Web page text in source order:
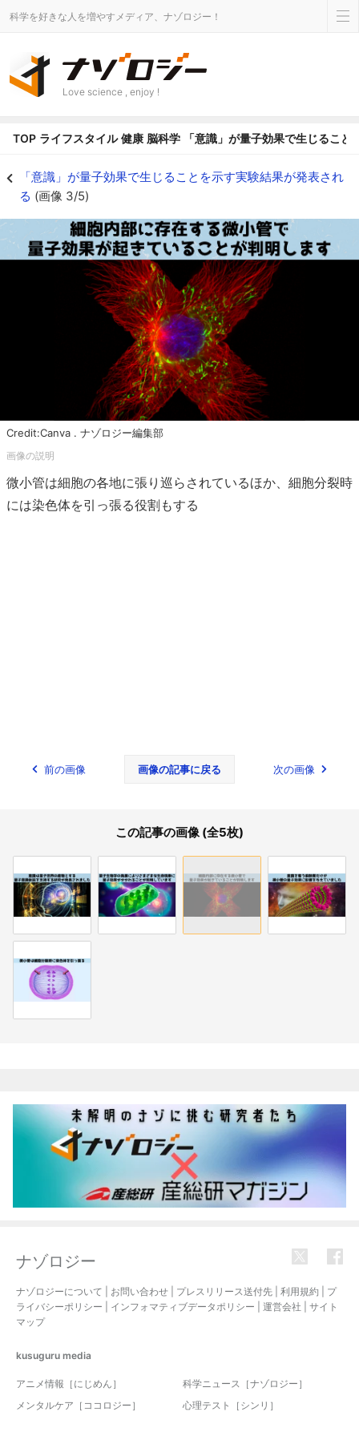
科学を好きな人を増やすメディア、ナゾロジー！
Love science , enjoy !
TOP ライフスタイル 健康 脳科学 「意識」が量子効果で生じるこ
「意識」が量子効果で生じることを示す実験結果が発表され
る (画像 3/5)
Credit:Canva . ナゾロジー編集部
微小管は細胞の各地に張り巡らされているほか、細胞分裂時
には染色体を引っ張る役割もする
前の画像 画像の記事に戻る 次の画像
この記事の画像 (全5枚)
ナゾロジー
ナゾロジーについて お問い合わせ プレスリリース送付先 利用規約
プ
ライバシーポリシー
インフォマティブデータポリシー 運営会社
サイト
マップ
kusuguru media
アニメ情報［にじめん］
科学ニュース［ナゾロジー］
メンタルケア［ココロジー］
心理テスト［シンリ］